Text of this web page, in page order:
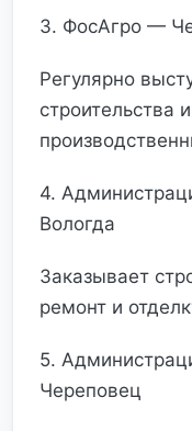
3. ФосАгро —
Регулярно
строительства
4.
Вологда
Заказывает
ремонт и
5.
Череповец